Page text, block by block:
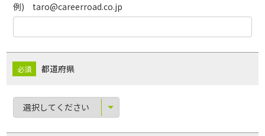
例) taro@careerroad.co.jp
都道府県